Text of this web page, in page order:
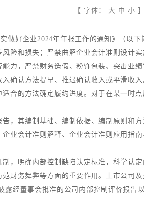
【 字体： 大 中 小 】
好企业2024年年报工作的通知》（以下
险和损失；严禁曲解企业会计准则设计
力，严禁财务造假、粉饰包装、突击业绩
认方法提早、推迟确认收入或平滑收入
合的方法确定履约进度。对于在某一时
其编制基础、编制依据、编制原则和方
业会计准则解释、企业会计准则应用指
明确内部控制缺陷认定标准，科学认定
财务舞弊等方面的重要作用。上市公司
经董事会批准的公司内部控制评价报告